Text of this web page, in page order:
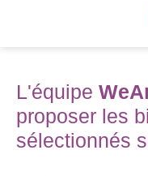
L'équipe
proposer les
sélectionnés